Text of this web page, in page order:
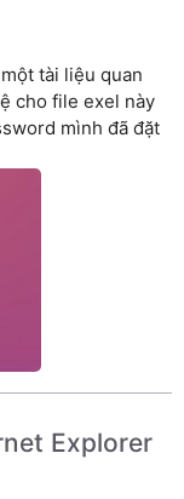
tài liệu quan
cho file exel này
mình đã đặt
Explorer